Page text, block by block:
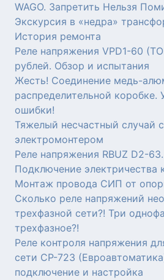
WAGO. Запретить Нельзя
Экскурсия в «недра»
История ремонта
Реле напряжения VPD1-60
рублей. Обзор и испытания
Жесть! Соединение медь-
распределительной коробке.
ошибки!
Тяжелый несчастный случай с
электромонтером
Реле напряжения RBUZ D2-
Подключение электричества
Монтаж провода СИП от
Сколько реле напряжений
трехфазной сети?! Три
трехфазное?!
Реле контроля напряжения
сети СР-723
подключение и настройка